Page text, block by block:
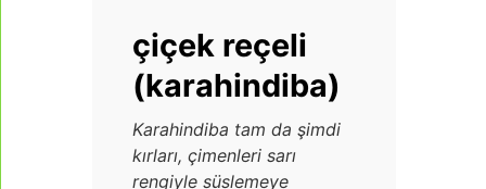
çiçek reçeli
(karahindiba)
Karahindiba tam da şimdi
kırları, çimenleri sarı
rengiyle süslemeye